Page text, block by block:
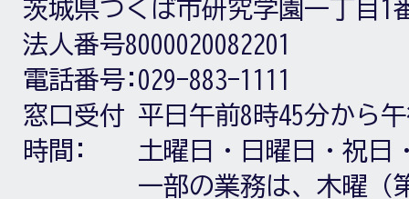
茨城県つくば市研究学園一丁目1
法人番号8000020082201
電話番号: 029-883-1111
窓口受付
時間:
平日午前8時45分から
土曜日・日曜日・祝日
一部の業務は、木曜（